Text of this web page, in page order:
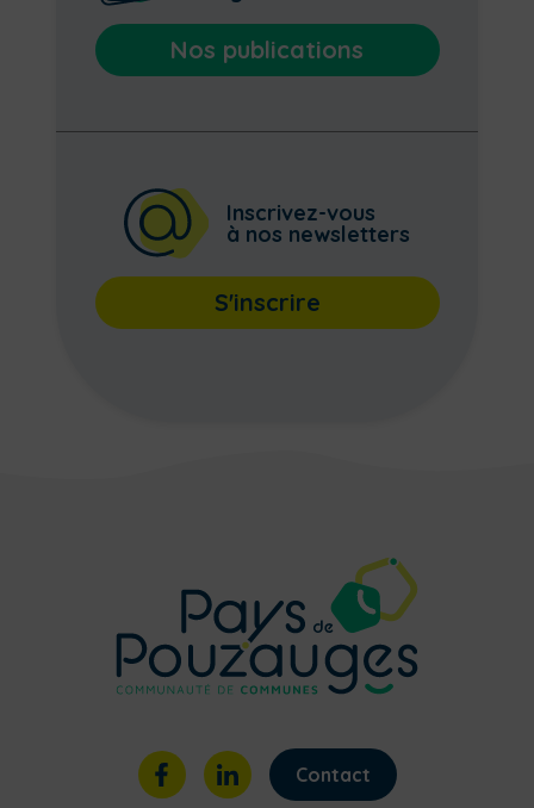
Nos publications
Inscrivez-vous
à nos newsletters
S'inscrire
Contact